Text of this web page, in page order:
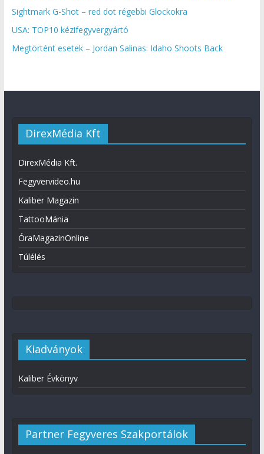
Sightmark G-Shot – red dot régebbi Glockokra
USA: TOP10 kézifegyvergyártó
Megtörtént esetek – Jordan Salinas: Idaho Shoots Back
DirexMédia Kft
DirexMédia Kft.
Fegyvervideo.hu
Kaliber Magazin
TattooMánia
ÓraMagazinOnline
Túlélés
Kiadványok
Kaliber Évkönyv
Partner Fegyveres Szakportálok